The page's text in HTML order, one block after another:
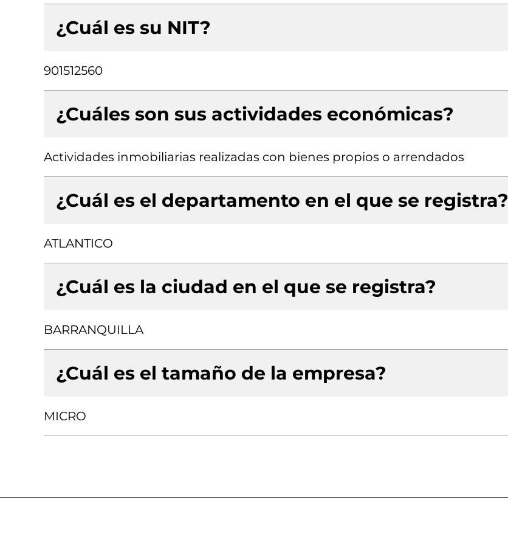
¿Cuál es su NIT?
901512560
¿Cuáles son sus actividades económicas?
Actividades inmobiliarias realizadas con bienes propios o arrendados
¿Cuál es el departamento en el que se registra?
ATLANTICO
¿Cuál es la ciudad en el que se registra?
BARRANQUILLA
¿Cuál es el tamaño de la empresa?
MICRO